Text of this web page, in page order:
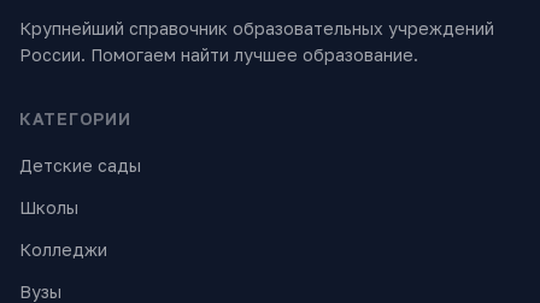
Крупнейший справочник образовательных учреждений
России. Помогаем найти лучшее образование.
КАТЕГОРИИ
Детские сады
Школы
Колледжи
Вузы